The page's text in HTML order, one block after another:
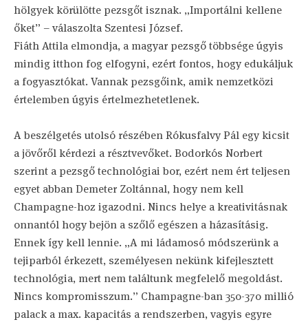
hölgyek körülötte pezsgőt isznak. „Importálni kellene
őket” – válaszolta Szentesi József.
Fiáth Attila elmondja, a magyar pezsgő többsége úgyis
mindig itthon fog elfogyni, ezért fontos, hogy edukáljuk
a fogyasztókat. Vannak pezsgőink, amik nemzetközi
értelemben úgyis értelmezhetetlenek.
A beszélgetés utolsó részében Rókusfalvy Pál egy kicsit
a jövőről kérdezi a résztvevőket. Bodorkós Norbert
szerint a pezsgő technológiai bor, ezért nem ért teljesen
egyet abban Demeter Zoltánnal, hogy nem kell
Champagne-hoz igazodni. Nincs helye a kreativitásnak
onnantól hogy bejön a szőlő egészen a házasításig.
Ennek így kell lennie. „A mi ládamosó módszerünk a
tejiparból érkezett, személyesen nekünk kifejlesztett
technológia, mert nem találtunk megfelelő megoldást.
Nincs kompromisszum.” Champagne-ban 350-370 millió
palack a max. kapacitás a rendszerben, vagyis egyre